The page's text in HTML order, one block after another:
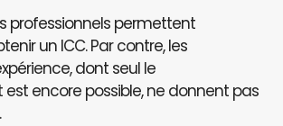
professionnels permettent
un ICC. Par contre, les
dont seul le
encore possible, ne donnent pas